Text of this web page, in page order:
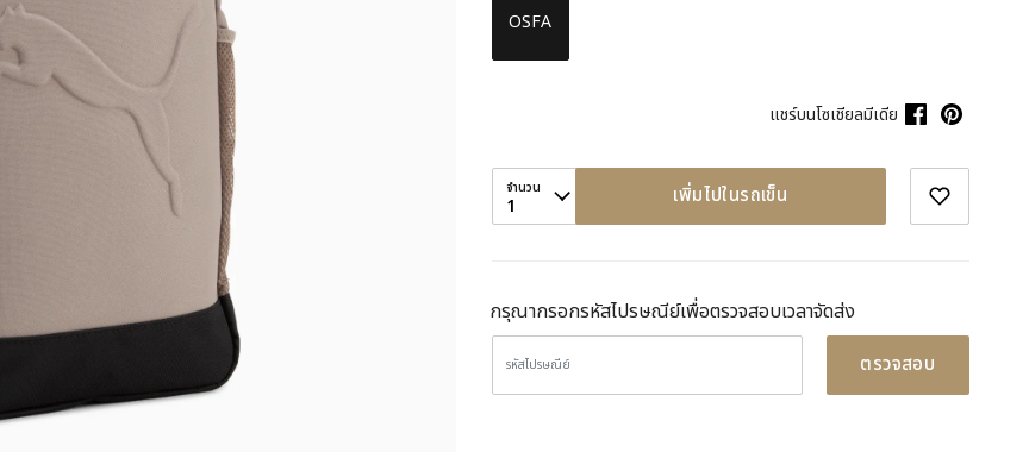
OSFA
แชร์บนโซเชียลมีเดีย
จำนวน
1 เพิ่มไปในรถเข็น
กรุณากรอกรหัสไปรษณีย์เพื่อตรวจสอบเวลาจัดส่ง
ตรวจสอบ